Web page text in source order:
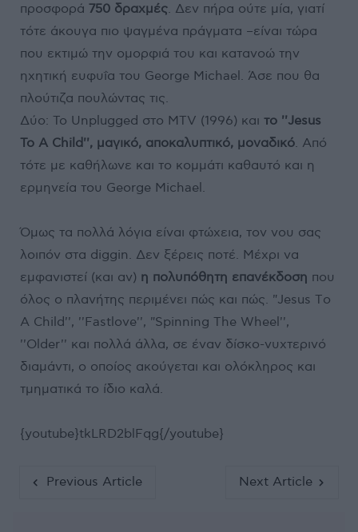
προσφορά 750 δραχμές. Δεν πήρα ούτε μία, γιατί
τότε άκουγα πιο ψαγμένα πράγματα –είναι τώρα
που εκτιμώ την ομορφιά του και κατανοώ την
ηχητική ευφυΐα του George Michael. Άσε που θα
πλούτιζα πουλώντας τις.
Δύο: To Unplugged στο MTV (1996) και το ''Jesus
To A Child'', μαγικό, αποκαλυπτικό, μοναδικό. Από
τότε με καθήλωνε και το κομμάτι καθαυτό και η
ερμηνεία του George Michael.
Όμως τα πολλά λόγια είναι φτώχεια, τον νου σας
λοιπόν στα diggin. Δεν ξέρεις ποτέ. Μέχρι να
εμφανιστεί (και αν) η πολυπόθητη επανέκδοση που
όλος ο πλανήτης περιμένει πώς και πώς. "Jesus Τo
Α Child'', ''Fastlove'', "Spinning Τhe Wheel'',
''Older'' και πολλά άλλα, σε έναν δίσκο-νυχτερινό
διαμάντι, ο οποίος ακούγεται και ολόκληρος και
τμηματικά το ίδιο καλά.
{youtube}tkLRD2blFqg{/youtube}
Previous Article Next Article